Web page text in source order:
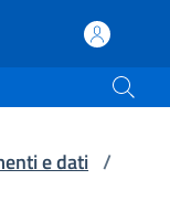
di
e dati /